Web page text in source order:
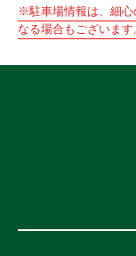
※駐車場情報は、細心
なる場合もございま